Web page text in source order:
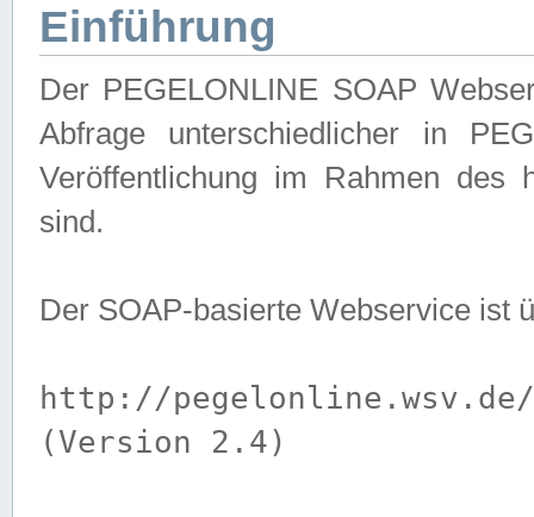
Einführung
Der PEGELONLINE SOAP
Abfrage unterschiedlicher in
Veröffentlichung im Rahmen des
sind.
Der SOAP-basierte Webservice ist
http://pegelonline.wsv.de/
(Version 2.4)